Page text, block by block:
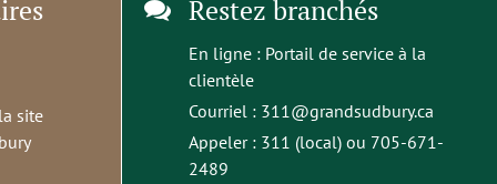
site
Restez branchés
En ligne : Portail de service à la
clientèle
Courriel : 311@grandsudbury.ca
Appeler : 311 (local) ou 705-671-
2489